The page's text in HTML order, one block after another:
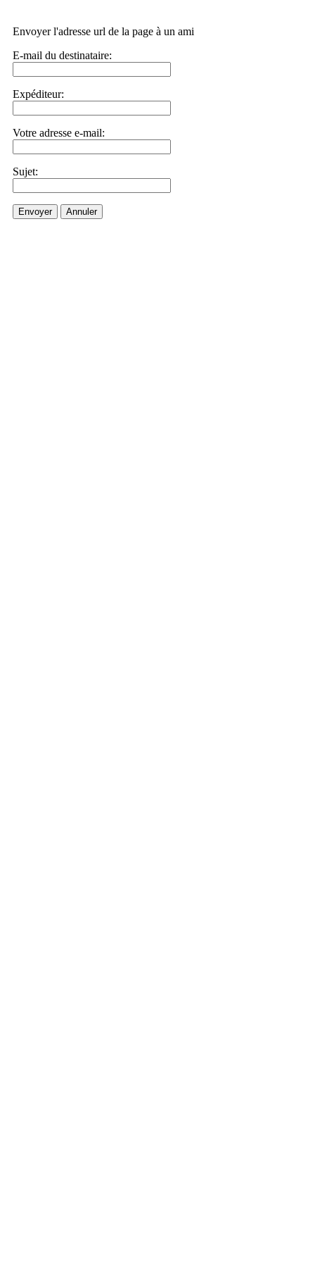
Envoyer l'adresse url de la page à un ami
E-mail du destinataire:
Expéditeur:
Votre adresse e-mail:
Sujet:
Envoyer Annuler